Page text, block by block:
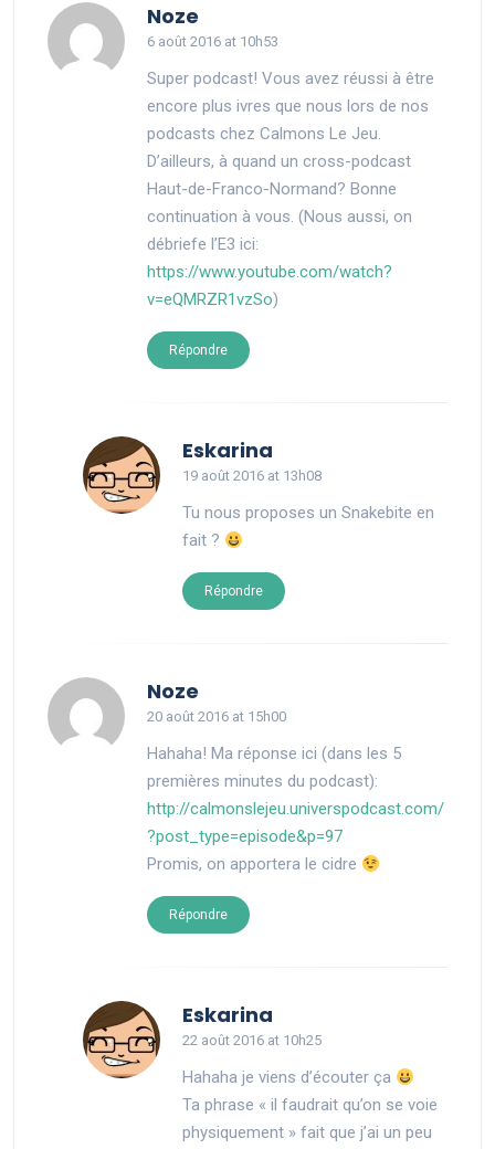
Noze
6 août 2016 at 10h53
Super podcast! Vous avez réussi à être
encore plus ivres que nous lors de nos
podcasts chez Calmons Le Jeu.
D’ailleurs, à quand un cross-podcast
Haut-de-Franco-Normand? Bonne
continuation à vous. (Nous aussi, on
débriefe l’E3 ici:
https://www.youtube.com/watch?
v=eQMRZR1vzSo)
Répondre
Eskarina
19 août 2016 at 13h08
Tu nous proposes un Snakebite en
fait ?
Répondre
Noze
20 août 2016 at 15h00
Hahaha! Ma réponse ici (dans les 5
premières minutes du podcast):
http://calmonslejeu.universpodcast.com/
?post_type=episode&p=97
Promis, on apportera le cidre
Répondre
Eskarina
22 août 2016 at 10h25
Hahaha je viens d’écouter ça
Ta phrase « il faudrait qu’on se voie
physiquement » fait que j’ai un peu